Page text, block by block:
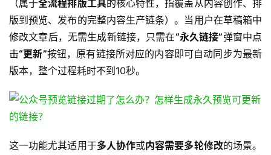
（属于全流程排版工具的核心特性，指覆盖从内容创作、排
版到预览、发布的完整内容生产链条）。当用户在草稿箱中
修改文章后，无需生成新链接，只需在“永久链接”弹窗中点
击“更新”按钮，原有链接所对应的内容即可自动同步为最新
版本，整个过程耗时不到10秒。
这一功能尤其适用于多人协作或内容需要多轮修改的场景。